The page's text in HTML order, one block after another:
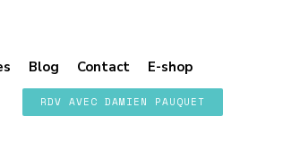
Blog Contact E-shop
RDV AVEC DAMIEN PAUQUET